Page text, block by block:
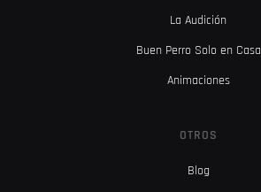
La Audición
Buen Perro Solo en Casa
Animaciones
OTROS
Blog